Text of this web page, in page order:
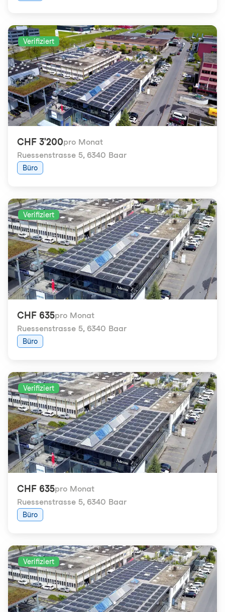
Verifiziert
CHF 3'200pro Monat
Ruessenstrasse 5, 6340 Baar
Büro
Verifiziert
CHF 635pro Monat
Ruessenstrasse 5, 6340 Baar
Büro
Verifiziert
CHF 635pro Monat
Ruessenstrasse 5, 6340 Baar
Büro
Verifiziert